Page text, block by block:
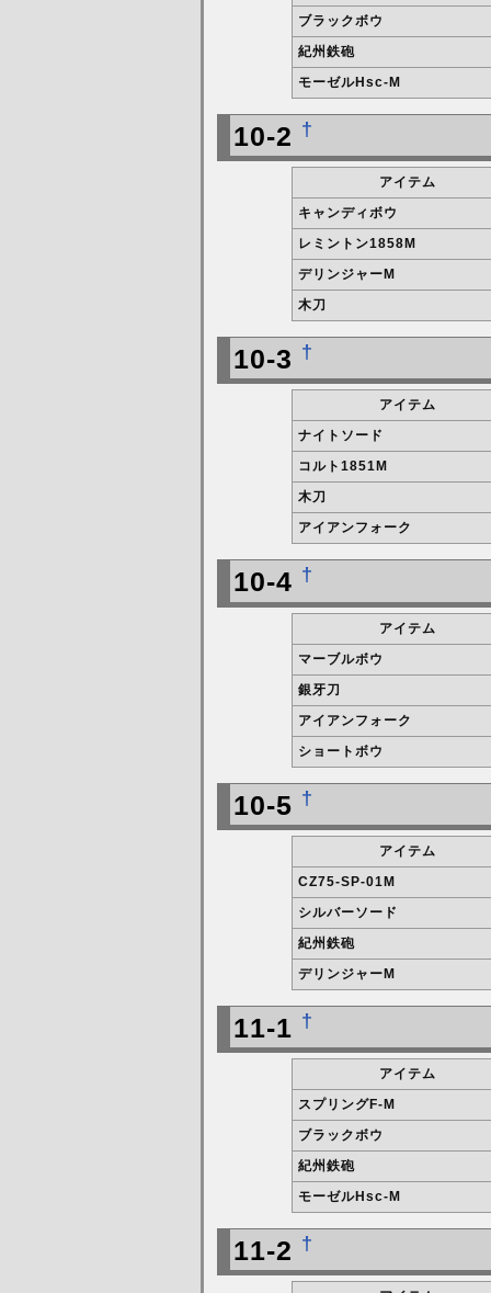
ブラックボウ
紀州鉄砲
モーゼルHsc-M
10-2 †
アイテム
キャンディボウ
レミントン1858M
デリンジャーM
木刀
10-3 †
アイテム
ナイトソード
コルト1851M
木刀
アイアンフォーク
10-4 †
アイテム
マーブルボウ
銀牙刀
アイアンフォーク
ショートボウ
10-5 †
アイテム
CZ75-SP-01M
シルバーソード
紀州鉄砲
デリンジャーM
11-1 †
アイテム
スプリングF-M
ブラックボウ
紀州鉄砲
モーゼルHsc-M
11-2 †